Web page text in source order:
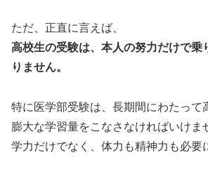
ただ、正直に言えば、
高校生の受験は、本人の努力だけで乗
りません。
特に医学部受験は、長期間にわたって
膨大な学習量をこなさなければいけま
学力だけでなく、体力も精神力も必要